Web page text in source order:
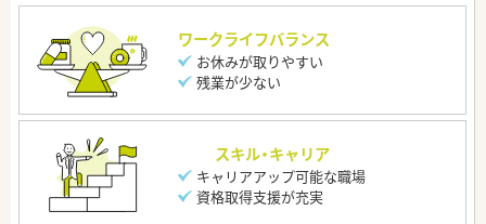
ワークライフバランス
お休みが取りやすい
残業が少ない
スキル・キャリア
キャリアアップ可能な職場
資格取得支援が充実